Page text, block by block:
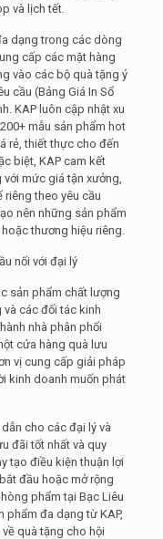
và lịch tết.
dạng trong các dòng
cấp các mặt hàng
vào các bộ quà tặng ý
cầu (Bảng Giá In Sổ
KAP luôn cập nhật xu
mẫu sản phẩm hot
rẻ, thiết thực cho đến
biệt, KAP cam kết
mức giá tận xưởng,
riêng theo yêu cầu
nên những sản phẩm
thương hiệu riêng.
nối với đại lý
sản phẩm chất lượng
và các đối tác kinh
nhà phân phối
cửa hàng quà lưu
vị cung cấp giải pháp
kinh doanh muốn phát
cho các đại lý và
đãi tốt nhất và quy
tạo điều kiện thuận lợi
đầu hoặc mở rộng
phẩm tại Bạc Liêu
phẩm đa dạng từ KAP,
quà tặng cho hội